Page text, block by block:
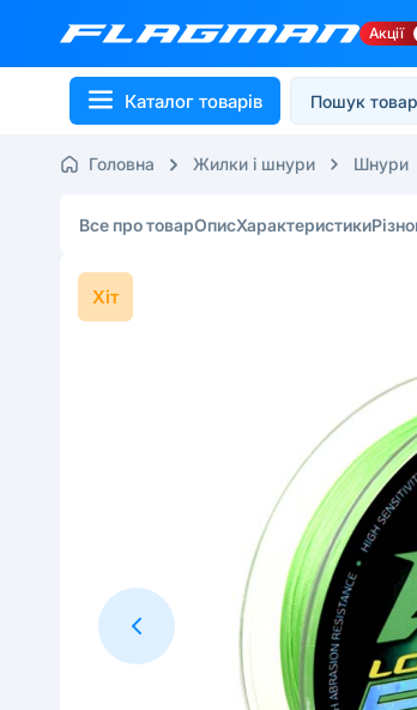
Акції
Каталог товарів
Головна Жилки і шнури Шнури
Все про товарОписХарактеристики
Хіт